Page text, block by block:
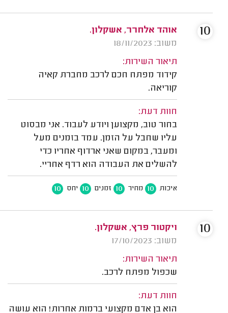
אוהד אלחרר, אשקלון.
משוב: 18/11/2023
תיאור השירות:
קידוד מפתח חכם לרכב מחברת קאיה
קוריאה.
חוות דעת:
בחור טוב, מקצוען ויודע לעבוד. אני מבסוט
עליו שחבל על הזמן. עמד בזמנים מעל
ומעבר, במקום שאני ארדוף אחריו כדי
להשלים את העבודה הוא רדף אחריי.
איכות 10 מחיר 10 זמנים 10 יחס 10
10
ויקטור פרץ, אשקלון.
משוב: 17/10/2023
תיאור השירות:
שכפול מפתח לרכב.
חוות דעת:
הוא בן אדם מקצועי ברמות אחרות! הוא עושה
10